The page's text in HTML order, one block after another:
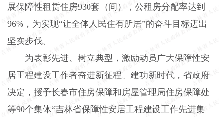
展保障性租赁住房930套（间），公租房分配率达到
96% ，为实现“让全体人民住有所居”的奋斗目标迈出
坚实步伐。
为表彰先进、树立典型，激励动员广大保障性安
居工程建设工作者奋进新征程、建功新时代，省政府
决定，授予长春市住房保障和房屋管理局住房保障处
等90个集体“吉林省保障性安居工程建设工作先进集